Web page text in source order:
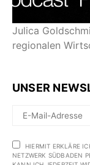
Julica
regionalen
UNSER
HIERMIT ERKLÄRE
NETZWERK SÜDBADEN